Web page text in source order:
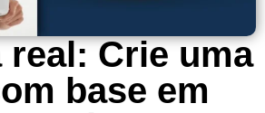
real: Crie uma
base em